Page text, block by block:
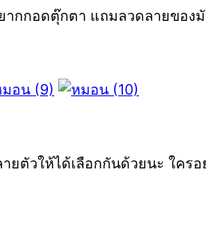
ากกอดตุ๊กตา แถมลวดลายของ
วให้ได้เลือกกันด้วยนะ ใครอ